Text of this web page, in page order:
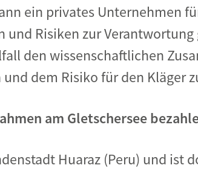
ein privates Unternehmen
Risiken zur Verantwortung
den wissenschaftlichen
dem Risiko für den Kläger
am Gletschersee
Huaraz (Peru) und ist